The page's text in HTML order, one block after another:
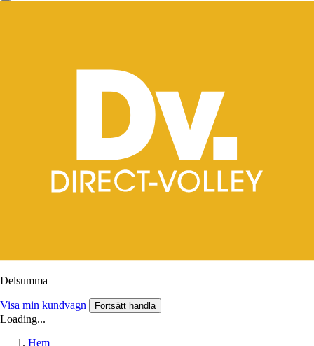
Delsumma
Visa min kundvagn Fortsätt handla
Loading...
Hem